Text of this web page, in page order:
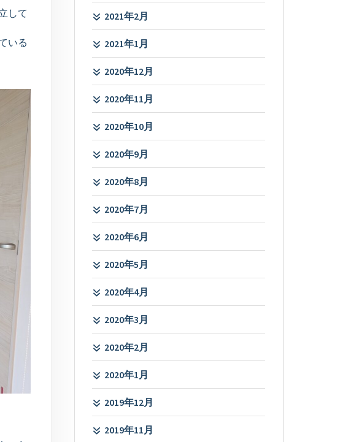
して
いる
2021年2月
2021年1月
2020年12月
2020年11月
2020年10月
2020年9月
2020年8月
2020年7月
2020年6月
2020年5月
2020年4月
2020年3月
2020年2月
2020年1月
2019年12月
2019年11月